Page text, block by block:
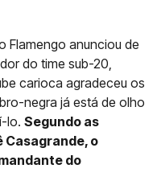
Flamengo anunciou de
do time sub-20,
carioca agradeceu os
negra já está de olho
lo. Segundo as
Casagrande, o
do